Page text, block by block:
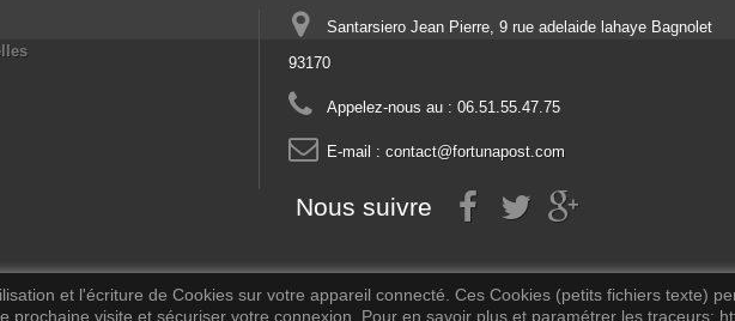
Santarsiero Jean Pierre, 9 rue adelaide lahaye Bagnolet
93170
Appelez-nous au : 06.51.55.47.75
E-mail : contact@fortunapost.com
Nous suivre
et l'écriture de Cookies sur votre appareil connecté. Ces Cookies (petits fichiers texte)
visite et sécuriser votre connexion. Pour en savoir plus et paramétrer les traceurs: